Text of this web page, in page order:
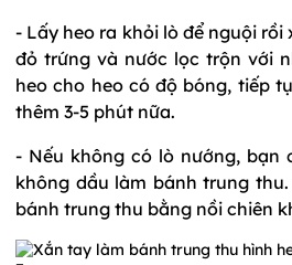
- Lấy heo ra khỏi lò để nguội rồi
đỏ trứng và nước lọc trộn với
heo cho heo có độ bóng, tiếp
thêm 3-5 phút nữa.
- Nếu không có lò nướng, bạn
không dầu làm bánh trung
bánh trung thu bằng nồi chiên